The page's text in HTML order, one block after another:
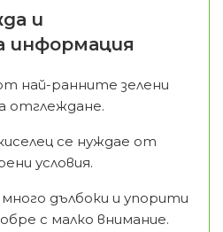
и
информация
най-ранните зелени
отглеждане.
се нуждае от
условия.
дълбоки и упорити
с малко внимание.